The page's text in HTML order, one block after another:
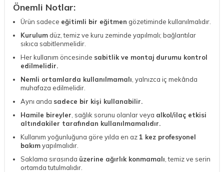
Önemli Notlar:
Ürün sadece eğitimli bir eğitmen gözetiminde kullanılmalıdır.
Kurulum düz, temiz ve kuru zeminde yapılmalı; bağlantılar
sıkıca sabitlenmelidir.
Her kullanım öncesinde sabitlik ve montaj durumu kontrol
edilmelidir.
Nemli ortamlarda kullanılmamalı , yalnızca iç mekânda
muhafaza edilmelidir.
Aynı anda sadece bir kişi kullanabilir.
Hamile bireyler , sağlık sorunu olanlar veya alkol/ilaç etkisi
altındakiler tarafından kullanılmamalıdır.
Kullanım yoğunluğuna göre yılda en az 1 kez profesyonel
bakımyapılmalıdır.
Saklama sırasında üzerine ağırlık konmamalı , temiz ve serin
ortamda tutulmalıdır.